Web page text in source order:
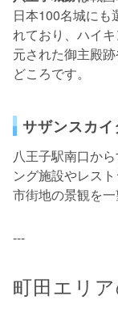
日本100名城にも
れており、ハイ
元された御主殿
どころです。
サザンスカ
八王子駅南口か
ング施設やレス
市街地の景観を一
---
町田エリ